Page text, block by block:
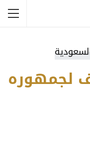
لجمهوره